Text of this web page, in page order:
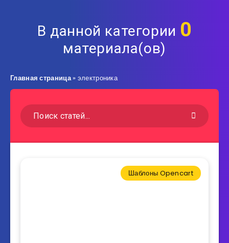
В данной категории 0
материала(ов)
Главная страница» электроника
Шаблоны Opencart